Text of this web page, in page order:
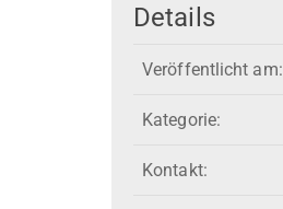
Details
Veröffentlicht am:
Kategorie:
Kontakt: